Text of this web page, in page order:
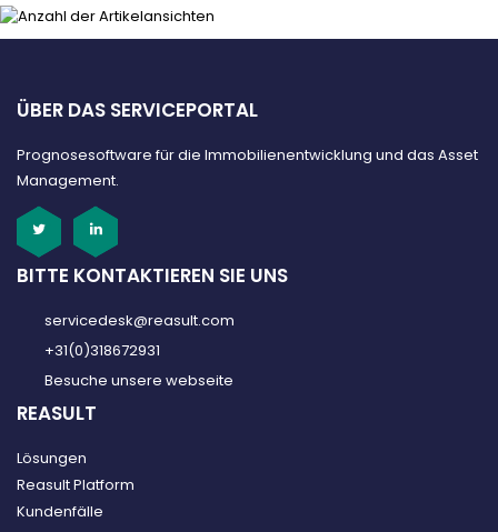
ÜBER DAS SERVICEPORTAL
Prognosesoftware für die Immobilienentwicklung und das Asset
Management.
BITTE KONTAKTIEREN SIE UNS
servicedesk@reasult.com
+31(0)318672931
Besuche unsere webseite
REASULT
Lösungen
Reasult Platform
Kundenfälle